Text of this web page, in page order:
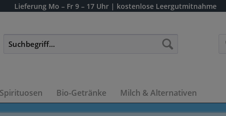
Lieferung Mo – Fr 9 – 17 Uhr | kostenlose Leergutmitnahme
Spirituosen Bio-Getränke Milch & Alternativen